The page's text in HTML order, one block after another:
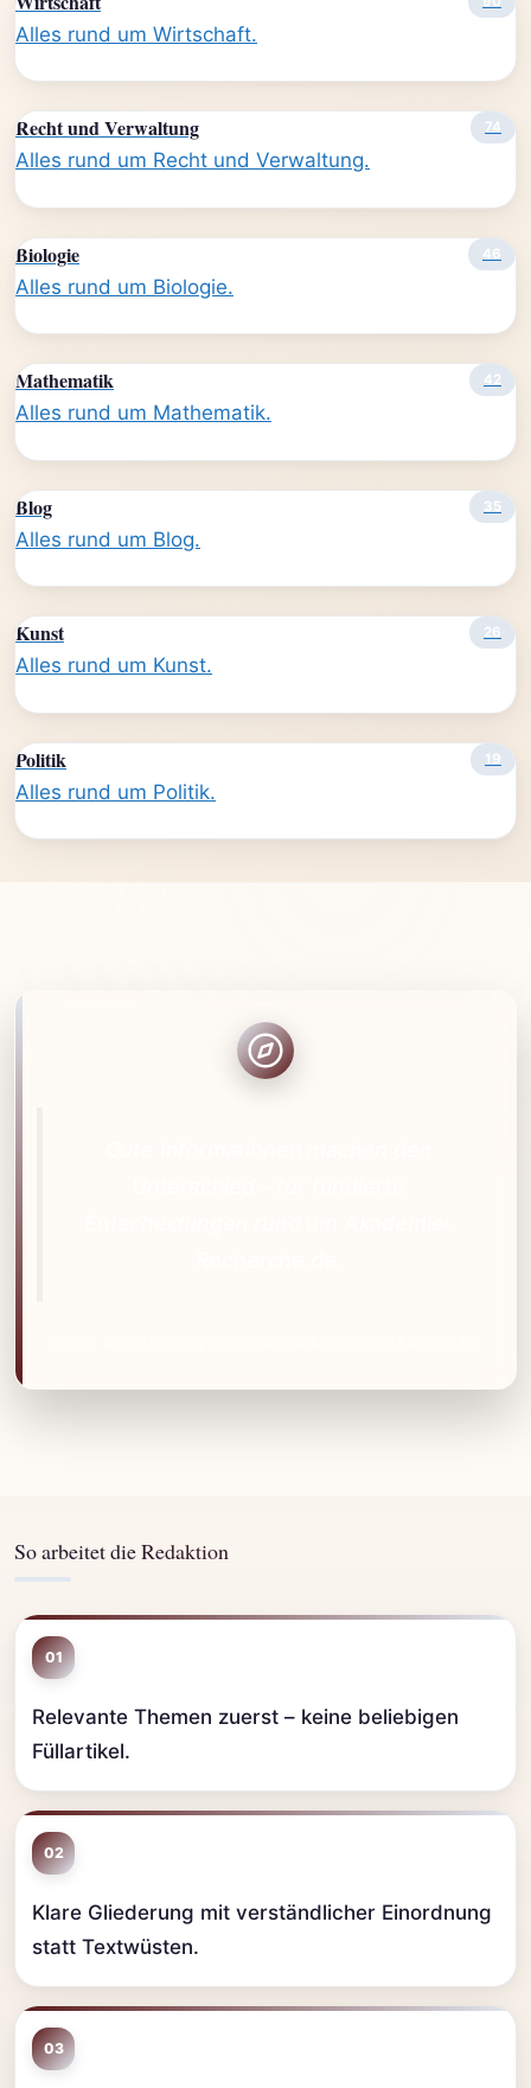
Alles rund um Wirtschaft.
Recht und Verwaltung 74
Alles rund um Recht und Verwaltung.
Biologie 46
Alles rund um Biologie.
Mathematik 42
Alles rund um Mathematik.
Blog 35
Alles rund um Blog.
Kunst 26
Alles rund um Kunst.
Politik 19
Alles rund um Politik.
So arbeitet die Redaktion
01
Relevante Themen zuerst – keine beliebigen
Füllartikel.
02
Klare Gliederung mit verständlicher Einordnung
statt Textwüsten.
03